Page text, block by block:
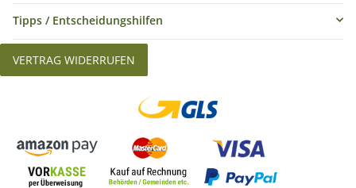
Tipps / Entscheidungshilfen
VERTRAG WIDERRUFEN